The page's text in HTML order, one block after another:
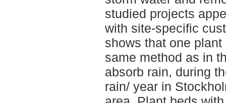
studied projects
with site-specific
shows that one
same method as in
absorb rain, during
rain/ year in